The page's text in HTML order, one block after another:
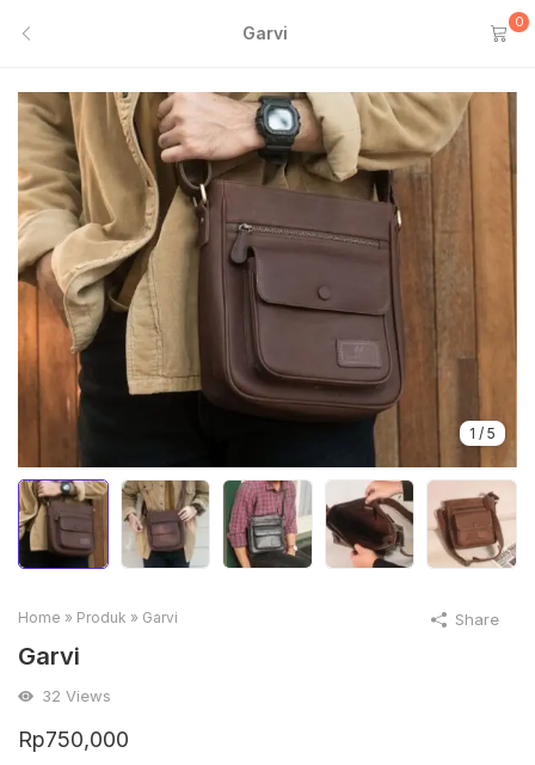
Garvi
0
1 / 5
Home » Produk » Garvi
Garvi
32 Views
Rp750,000
Share